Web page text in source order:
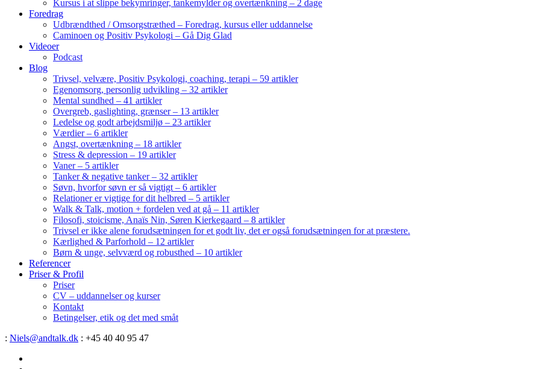
Kursus i at slippe bekymringer, tankemylder og overtænkning – 2 dage
Foredrag
Udbrændthed / Omsorgstræthed – Foredrag, kursus eller uddannelse
Caminoen og Positiv Psykologi – Gå Dig Glad
Videoer
Podcast
Blog
Trivsel, velvære, Positiv Psykologi, coaching, terapi – 59 artikler
Egenomsorg, personlig udvikling – 32 artikler
Mental sundhed – 41 artikler
Overgreb, gaslighting, grænser – 13 artikler
Ledelse og godt arbejdsmiljø – 23 artikler
Værdier – 6 artikler
Angst, overtænkning – 18 artikler
Stress & depression – 19 artikler
Vaner – 5 artikler
Tanker & negative tanker – 32 artikler
Søvn, hvorfor søvn er så vigtigt – 6 artikler
Relationer er vigtige for dit helbred – 5 artikler
Walk & Talk, motion + fordelen ved at gå – 11 artikler
Filosofi, stoicisme, Anaïs Nin, Søren Kierkegaard – 8 artikler
Trivsel er ikke alene forudsætningen for et godt liv, det er også forudsætningen for at præstere.
Kærlighed & Parforhold – 12 artikler
Børn & unge, selvværd og robusthed – 10 artikler
Referencer
Priser & Profil
Priser
CV – uddannelser og kurser
Kontakt
Betingelser, etik og det med småt
: Niels@andtalk.dk : +45 40 40 95 47